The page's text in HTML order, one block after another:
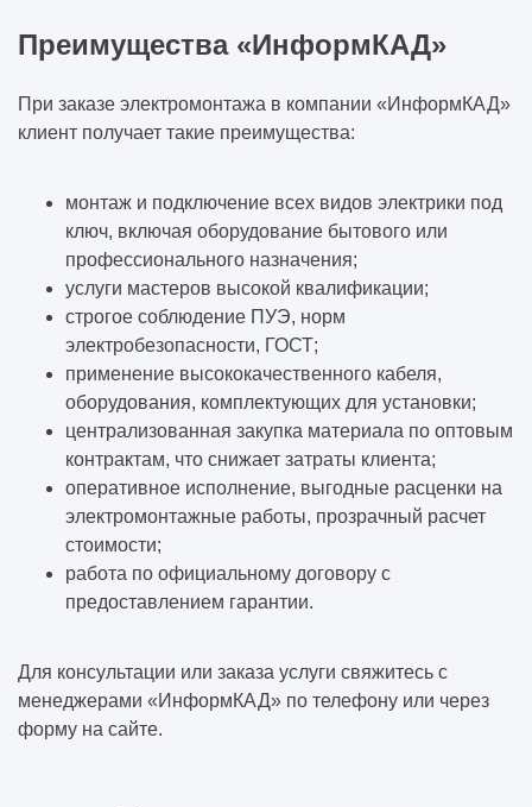
Преимущества «ИнформКАД»
При заказе электромонтажа в компании «ИнформКАД»
клиент получает такие преимущества:
монтаж и подключение всех видов электрики под
ключ, включая оборудование бытового или
профессионального назначения;
услуги мастеров высокой квалификации;
строгое соблюдение ПУЭ, норм
электробезопасности, ГОСТ;
применение высококачественного кабеля,
оборудования, комплектующих для установки;
централизованная закупка материала по оптовым
контрактам, что снижает затраты клиента;
оперативное исполнение, выгодные расценки на
электромонтажные работы, прозрачный расчет
стоимости;
работа по официальному договору с
предоставлением гарантии.
Для консультации или заказа услуги свяжитесь с
менеджерами «ИнформКАД» по телефону или через
форму на сайте.